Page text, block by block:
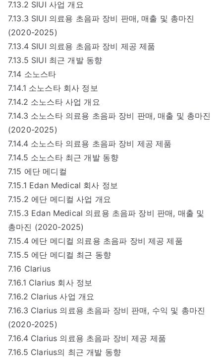
7.13.2 SIUI 사업 개요
7.13.3 SIUI 의료용 초음파 장비 판매, 매출 및 총마진
(2020-2025)
7.13.4 SIUI 의료용 초음파 장비 제공 제품
7.13.5 SIUI 최근 개발 동향
7.14 소노스타
7.14.1 소노스타 회사 정보
7.14.2 소노스타 사업 개요
7.14.3 소노스타 의료용 초음파 장비 판매, 매출 및 총마진
(2020-2025)
7.14.4 소노스타 의료용 초음파 장비 제공 제품
7.14.5 소노스타 최근 개발 동향
7.15 에단 메디컬
7.15.1 Edan Medical 회사 정보
7.15.2 에단 메디컬 사업 개요
7.15.3 Edan Medical 의료용 초음파 장비 판매, 매출 및
총마진 (2020-2025)
7.15.4 에단 메디컬 의료용 초음파 장비 제공 제품
7.15.5 에단 메디컬 최근 동향
7.16 Clarius
7.16.1 Clarius 회사 정보
7.16.2 Clarius 사업 개요
7.16.3 Clarius 의료용 초음파 장비 판매, 수익 및 총마진
(2020-2025)
7.16.4 Clarius 의료용 초음파 장비 제공 제품
7.16.5 Clarius의 최근 개발 동향